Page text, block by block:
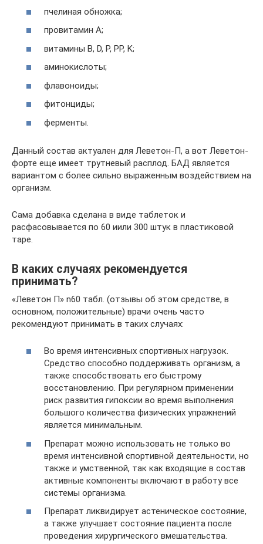
пчелиная обножка;
провитамин А;
витамины B, D, P, PP, K;
аминокислоты;
флавоноиды;
фитонциды;
ферменты.
Данный состав актуален для Леветон-П, а вот Леветон-
форте еще имеет трутневый расплод. БАД является
вариантом с более сильно выраженным воздействием на
организм.
Сама добавка сделана в виде таблеток и
расфасовывается по 60 иили 300 штук в пластиковой
таре.
В каких случаях рекомендуется
принимать?
«Леветон П» n60 табл. (отзывы об этом средстве, в
основном, положительные) врачи очень часто
рекомендуют принимать в таких случаях:
Во время интенсивных спортивных нагрузок.
Средство способно поддерживать организм, а
также способствовать его быстрому
восстановлению. При регулярном применении
риск развития гипоксии во время выполнения
большого количества физических упражнений
является минимальным.
Препарат можно использовать не только во
время интенсивной спортивной деятельности, но
также и умственной, так как входящие в состав
активные компоненты включают в работу все
системы организма.
Препарат ликвидирует астеническое состояние,
а также улучшает состояние пациента после
проведения хирургического вмешательства.